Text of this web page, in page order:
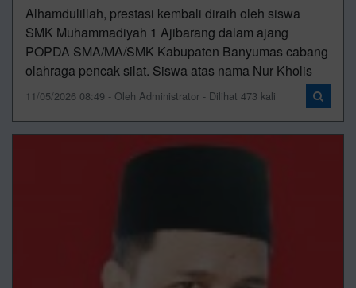
Alhamdulillah, prestasi kembali diraih oleh siswa
SMK Muhammadiyah 1 Ajibarang dalam ajang
POPDA SMA/MA/SMK Kabupaten Banyumas cabang
olahraga pencak silat. Siswa atas nama Nur Kholis
11/05/2026 08:49 - Oleh Administrator - Dilihat 473 kali